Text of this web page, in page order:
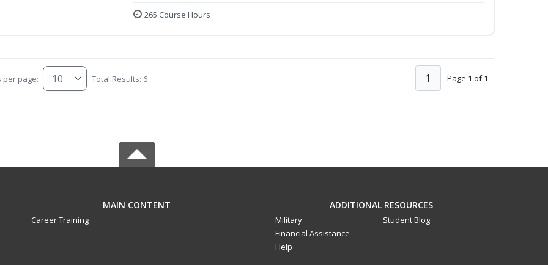
265 Course Hours
per page: Total Results: 6 Page 1 of 1
1
MAIN CONTENT
Career Training
ADDITIONAL RESOURCES
Military
Financial Assistance
Help
Student Blog